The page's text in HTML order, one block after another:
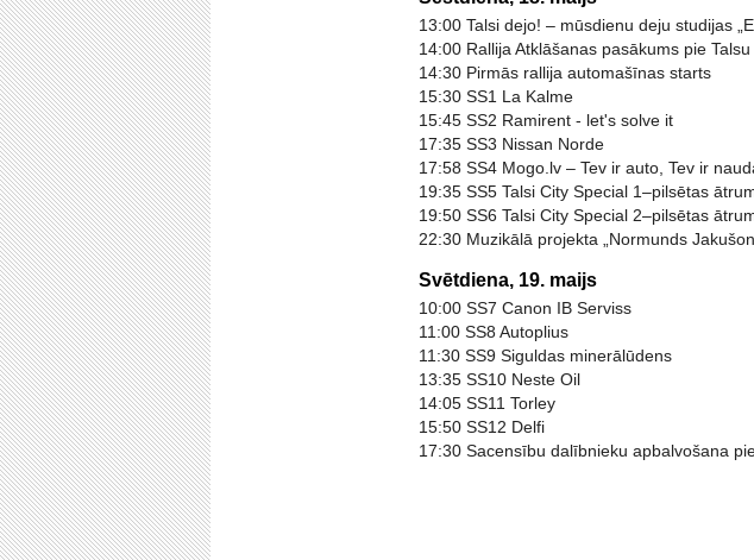
13:00 Talsi dejo! – mūsdienu deju studijas
14:00 Rallija Atklāšanas pasākums pie
14:30 Pirmās rallija automašīnas starts
15:30 SS1 La Kalme
15:45 SS2 Ramirent - let's solve it
17:35 SS3 Nissan Norde
17:58 SS4 Mogo.lv – Tev ir auto, Tev ir
19:35 SS5 Talsi City Special 1–pilsētas
19:50 SS6 Talsi City Special 2–pilsētas
22:30 Muzikālā projekta „Normunds
Svētdiena, 19. maijs
10:00 SS7 Canon IB Serviss
11:00 SS8 Autoplius
11:30 SS9 Siguldas minerālūdens
13:35 SS10 Neste Oil
14:05 SS11 Torley
15:50 SS12 Delfi
17:30 Sacensību dalībnieku apbalvošana